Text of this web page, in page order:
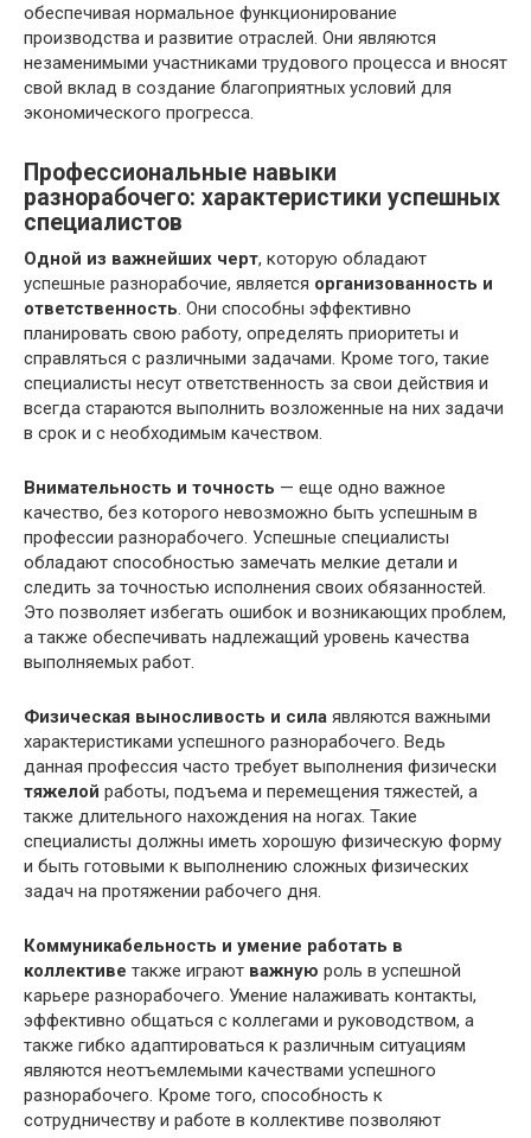
обеспечивая нормальное функционирование
производства и развитие отраслей. Они являются
незаменимыми участниками трудового процесса и вносят
свой вклад в создание благоприятных условий для
экономического прогресса.
Профессиональные навыки
разнорабочего: характеристики успешных
специалистов
Одной из важнейших черт, которую обладают
успешные разнорабочие, является организованность и
ответственность. Они способны эффективно
планировать свою работу, определять приоритеты и
справляться с различными задачами. Кроме того, такие
специалисты несут ответственность за свои действия и
всегда стараются выполнить возложенные на них задачи
в срок и с необходимым качеством.
Внимательность и точность — еще одно важное
качество, без которого невозможно быть успешным в
профессии разнорабочего. Успешные специалисты
обладают способностью замечать мелкие детали и
следить за точностью исполнения своих обязанностей.
Это позволяет избегать ошибок и возникающих проблем,
а также обеспечивать надлежащий уровень качества
выполняемых работ.
Физическая выносливость и сила являются важными
характеристиками успешного разнорабочего. Ведь
данная профессия часто требует выполнения физически
тяжелой работы, подъема и перемещения тяжестей, а
также длительного нахождения на ногах. Такие
специалисты должны иметь хорошую физическую форму
и быть готовыми к выполнению сложных физических
задач на протяжении рабочего дня.
Коммуникабельность и умение работать в
коллективе также играют важную роль в успешной
карьере разнорабочего. Умение налаживать контакты,
эффективно общаться с коллегами и руководством, а
также гибко адаптироваться к различным ситуациям
являются неотъемлемыми качествами успешного
разнорабочего. Кроме того, способность к
сотрудничеству и работе в коллективе позволяют